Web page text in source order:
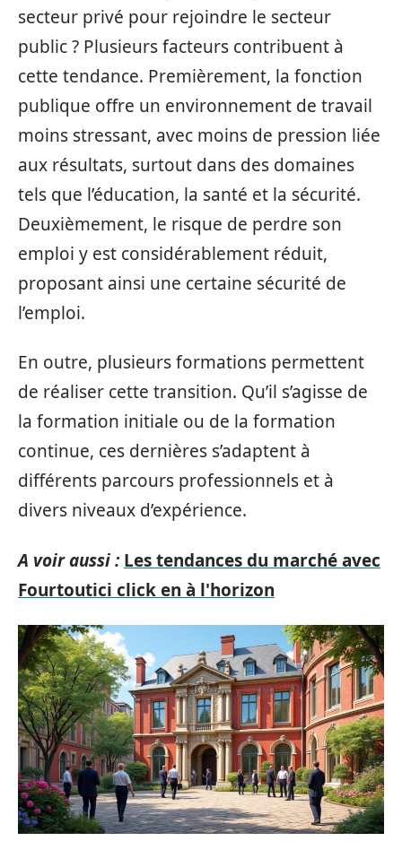
secteur privé pour rejoindre le secteur
public ? Plusieurs facteurs contribuent à
cette tendance. Premièrement, la fonction
publique offre un environnement de travail
moins stressant, avec moins de pression liée
aux résultats, surtout dans des domaines
tels que l’éducation, la santé et la sécurité.
Deuxièmement, le risque de perdre son
emploi y est considérablement réduit,
proposant ainsi une certaine sécurité de
l’emploi.
En outre, plusieurs formations permettent
de réaliser cette transition. Qu’il s’agisse de
la formation initiale ou de la formation
continue, ces dernières s’adaptent à
différents parcours professionnels et à
divers niveaux d’expérience.
A voir aussi : Les tendances du marché avec
Fourtoutici click en à l'horizon